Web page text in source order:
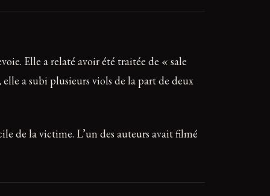
Elle a relaté avoir été traitée de « sale
a subi plusieurs viols de la part de deux
de la victime. L’un des auteurs avait filmé